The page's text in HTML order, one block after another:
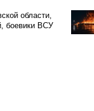
области,
боевики ВСУ